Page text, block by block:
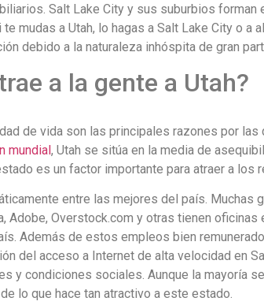
Salt Lake City y sus suburbios forman
mudas a Utah, lo hagas a Salt Lake City o a
debido a la naturaleza inhóspita de gran
a la gente a Utah?
de vida son las principales razones por
mundial, Utah se sitúa en la media de
es un factor importante para atraer a los
entre las mejores del país. Muchas
Overstock.com y otras tienen oficinas
Además de estos empleos bien
del acceso a Internet de alta velocidad en
y condiciones sociales. Aunque la mayoría se
lo que hace tan atractivo a este estado.